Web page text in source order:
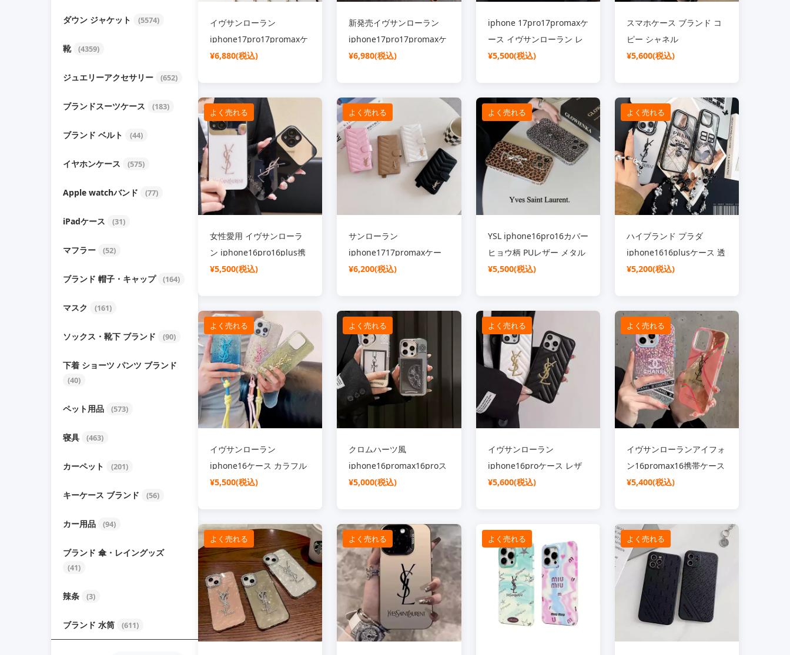
ダウン ジャケット (5574)
靴 (4359)
ジュエリーアクセサリー (652)
ブランドスーツケース (183)
ブランド ベルト (44)
イヤホンケース (575)
Apple watchバンド (77)
iPadケース (31)
マフラー (52)
ブランド 帽子・キャップ (164)
マスク (161)
ソックス・靴下 ブランド (90)
下着 ショーツ パンツ ブランド
(40)
ペット用品 (573)
寝具 (463)
カーペット (201)
キーケース ブランド (56)
カー用品 (94)
ブランド 傘・レイングッズ
(41)
辣条 (3)
ブランド 水筒 (611)
イヴサンローラン
iphone17pro17promaxケ
ース スマホ ショルダー 斜
ケース キルティングレザ
ー カードケース チェーン
付き 落下防止 人気
iphone15pro1413スマホ
ケース ブランド お 揃い
¥6,880(税込)
新発売イヴサンローラン
iphone17pro17promaxケ
ース サフィアーノ レザー
ホケース 落下防止 ストラ
ップ付き YSL アイフォン
151413ケース レデイース
おしゃれ
¥6,980(税込)
iphone 17pro17promaxケ
ース イヴサンローラン レ
ザー 電気メッキ レンズ保
ス レデイース 高级 おしゃ
れ アイホン 1514ケース ブ
ランド 人気
¥5,500(税込)
スマホケース ブランド コ
ピー シャネル
iphone16pro16plusケー
帯ケース かわいい 花 画面
保護 ミラー 付き DIOR ア
イフォーン1413proケース
レデイースおしゃれ
¥5,600(税込)
よく売れる
女性愛用 イヴサンローラ
ン iphone16pro16plus携
帯ケース 鏡付き 背面ガラ
付き かわいい
iphone14pro13ケース ブ
ランド ファッション
¥5,500(税込)
よく売れる
サンローラン
iphone1717promaxケー
ス 手帳型 ラムスキン V型
ース 財布型 小銭入れ カー
ド入れ 多機能 ブランド
iphone15pro14plusケー
ス レデイース おしゃれ
¥6,200(税込)
よく売れる
YSL iphone16pro16カバー
ヒョウ柄 PUレザー メタル
ロゴ イヴサンローラン
い間使用 ブランド ysl
iphone14pro13スマホケ
ース 大人 女性おしゃれ
¥5,500(税込)
よく売れる
ハイブランド プラダ
iphone1616plusケース 透
明 かわいい YSL アイフォ
トラップ付き
iphone1413proクリアケ
ース ファッション
BALENCIAGA
¥5,200(税込)
よく売れる
イヴサンローラン
iphone16ケース カラフル
iphone16pro16promaxス
アイフォーン
15pro14promaxケース ス
トラップ付き レデイース
ファッション
¥5,500(税込)
よく売れる
クロムハーツ風
iphone16promax16proス
マホケース IMD 新作 アイ
ース 十字架 ホイールマー
ク 光沢感 ブランド
iphone14pro13promaxユ
ニセックスケース 大人 か
わいい
¥5,000(税込)
よく売れる
イヴサンローラン
iphone16proケース レザ
ー 箔押しアイホン16プロ
ジュ
iphone15pro15promaxケ
ース レデイース 可愛い ブ
ランドiphone1413ケース
ブラックホワイト ファッ
ション
¥5,600(税込)
よく売れる
イヴサンローランアイフォ
ン16promax16携帯ケース
ピンク 可愛い chanel
デイース
iphone14pro13promax携
帯ケースブランドイタズラ
¥5,400(税込)
よく売れる よく売れる よく売れる よく売れる